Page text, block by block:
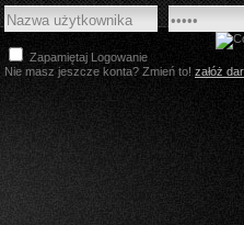
Zapamiętaj Logowanie
Nie masz jeszcze konta? Zmień to! załóż